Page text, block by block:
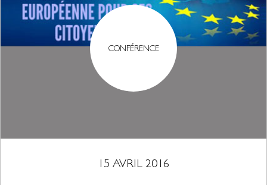
CONFÉRENCE
15 AVRIL 2016